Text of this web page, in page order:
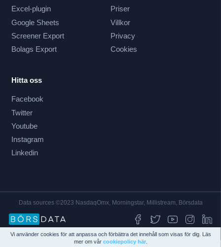
Vi använder cookies för att anpassa och förbättra det innehåll som visas för dig. Läs
mer om vår cookiepolicy här.
Excel-plugin
Google Sheets
Screener Export
Bolags Export
Priser
Villkor
Privacy
Cookies
Hitta oss
Facebook
Twitter
Youtube
Instagram
Linkedin
Data sources ©2023 NasdaqOmx, Morningstar, Millistream, Börsdata